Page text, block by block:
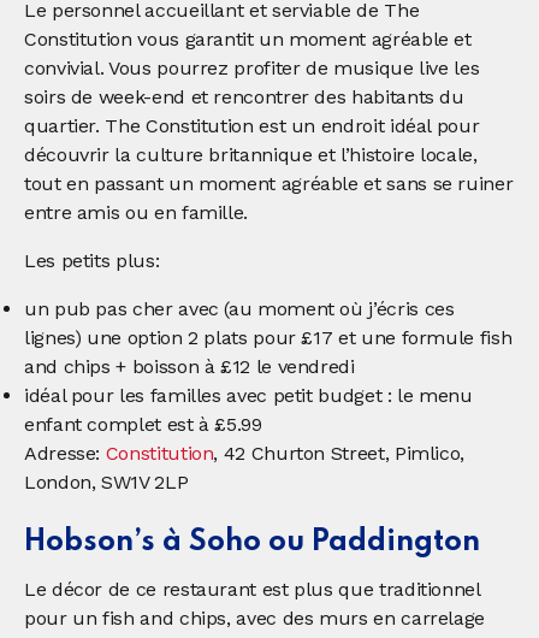
Le personnel accueillant et serviable de The
Constitution vous garantit un moment agréable et
convivial. Vous pourrez profiter de musique live les
soirs de week-end et rencontrer des habitants du
quartier. The Constitution est un endroit idéal pour
découvrir la culture britannique et l’histoire locale,
tout en passant un moment agréable et sans se ruiner
entre amis ou en famille.
Les petits plus:
un pub pas cher avec (au moment où j’écris ces
lignes) une option 2 plats pour £17 et une formule fish
and chips + boisson à £12 le vendredi
idéal pour les familles avec petit budget : le menu
enfant complet est à £5.99
Adresse: Constitution, 42 Churton Street, Pimlico,
London, SW1V 2LP
Hobson’s à Soho ou Paddington
Le décor de ce restaurant est plus que traditionnel
pour un fish and chips, avec des murs en carrelage